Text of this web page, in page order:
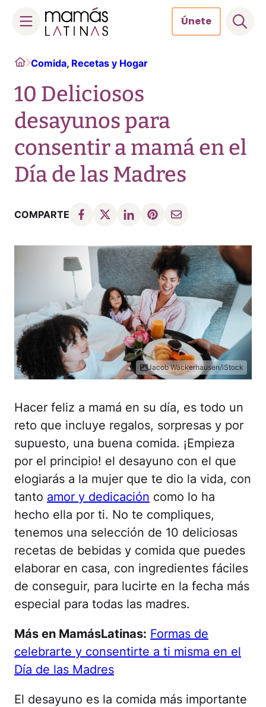
content
Únete
HomeComida, Recetas y Hogar
10 Deliciosos
desayunos para
consentir a mamá en el
Día de las Madres
COMPARTE
Jacob Wackerhausen/iStock
Hacer feliz a mamá en su día, es todo un
reto que incluye regalos, sorpresas y por
supuesto, una buena comida. ¡Empieza
por el principio! el desayuno con el que
elogiarás a la mujer que te dio la vida, con
tanto amor y dedicación como lo ha
hecho ella por ti. No te compliques,
tenemos una selección de 10 deliciosas
recetas de bebidas y comida que puedes
elaborar en casa, con ingredientes fáciles
de conseguir, para lucirte en la fecha más
especial para todas las madres.
Más en MamásLatinas: Formas de
celebrarte y consentirte a ti misma en el
Día de las Madres
El desayuno es la comida más importante